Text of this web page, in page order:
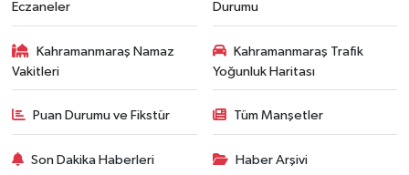
Eczaneler
Durumu
Kahramanmaraş Namaz
Vakitleri
Kahramanmaraş Trafik
Yoğunluk Haritası
Puan Durumu ve Fikstür Tüm Manşetler
Son Dakika Haberleri Haber Arşivi